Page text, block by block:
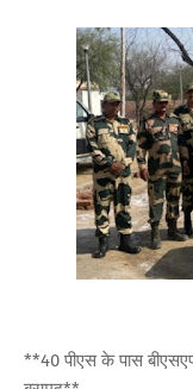
**40 पीएस के पास